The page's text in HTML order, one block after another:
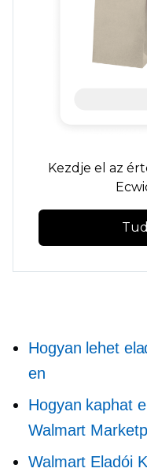
Kezdje el az
Hogyan lehet
en
Hogyan kaphat
Walmart
Walmart Eladói